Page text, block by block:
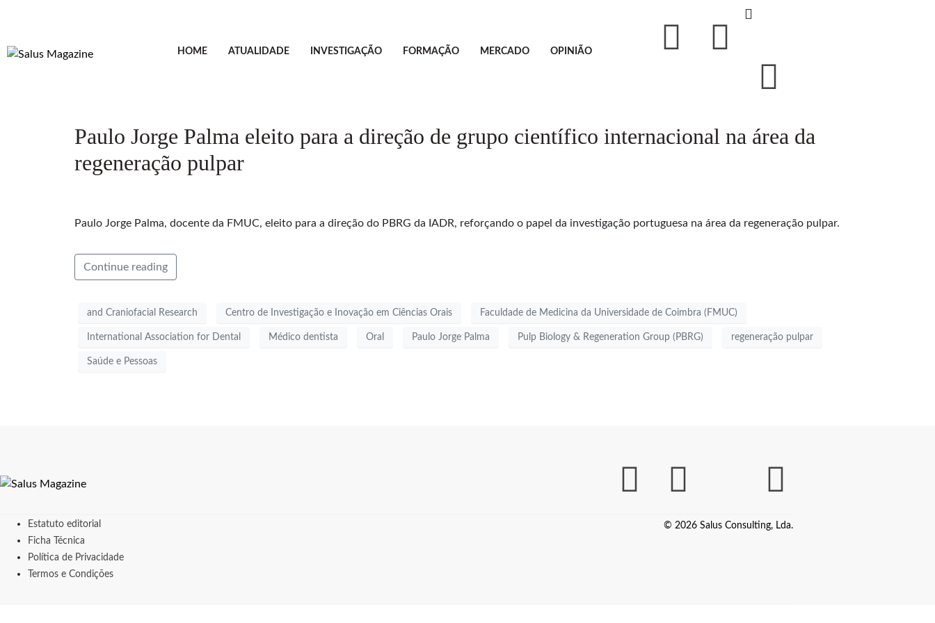
HOME ATUALIDADE INVESTIGAÇÃO FORMAÇÃO MERCADO OPINIÃO
Paulo Jorge Palma eleito para a direção de grupo científico internacional na área da
regeneração pulpar
Paulo Jorge Palma, docente da FMUC, eleito para a direção do PBRG da IADR, reforçando o papel da investigação portuguesa na área da regeneração pulpar.
Continue reading
and Craniofacial Research Centro de Investigação e Inovação em Ciências Orais Faculdade de Medicina da Universidade de Coimbra (FMUC)
International Association for Dental Médico dentista Oral Paulo Jorge Palma Pulp Biology & Regeneration Group (PBRG) regeneração pulpar
Saúde e Pessoas
Estatuto editorial
Ficha Técnica
Política de Privacidade
Termos e Condições
© 2026 Salus Consulting, Lda.